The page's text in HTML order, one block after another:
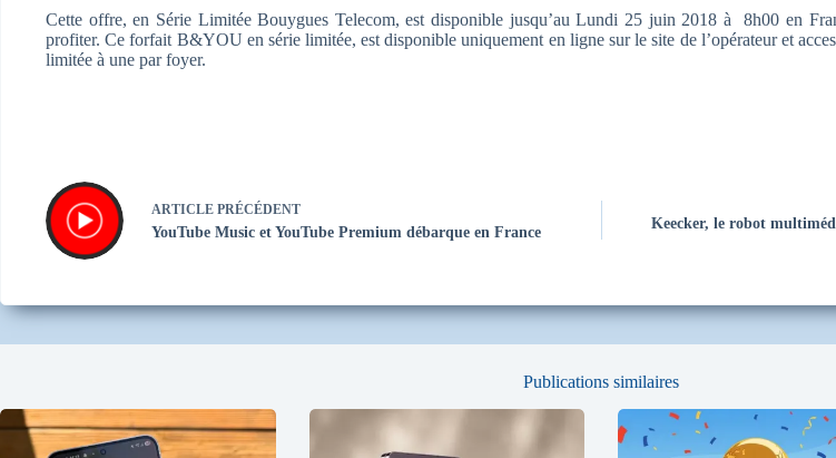
Cette offre, en Série Limitée Bouygues Telecom, est disponible jusqu’au Lundi 25 juin 2018 à 8h00 en
profiter. Ce forfait B&YOU en série limitée, est disponible uniquement en ligne sur le site de l’opérateur et
limitée à une par foyer.
ARTICLE PRÉCÉDENT
YouTube Music et YouTube Premium débarque en France
Keecker, le robot
Publications similaires